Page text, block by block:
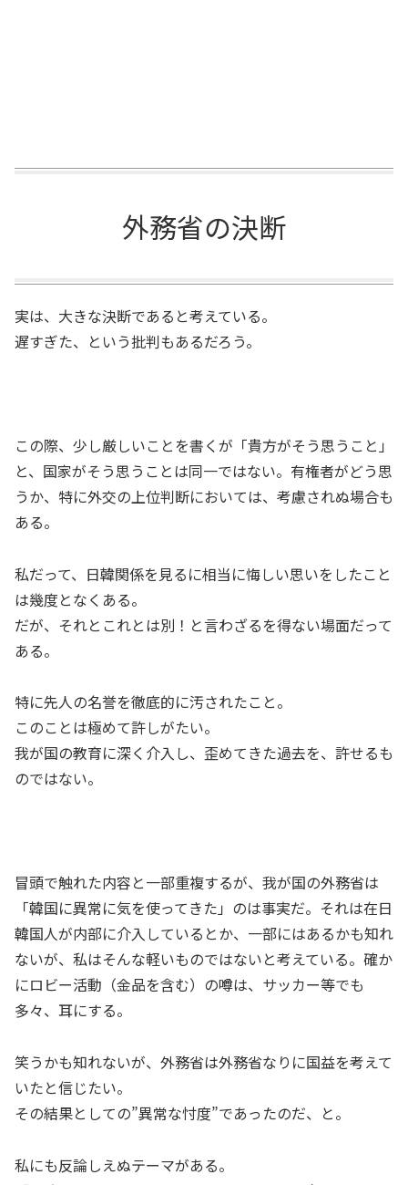
外務省の決断
実は、大きな決断であると考えている。
遅すぎた、という批判もあるだろう。
この際、少し厳しいことを書くが「貴方がそう思うこと」
と、国家がそう思うことは同一ではない。有権者がどう思
うか、特に外交の上位判断においては、考慮されぬ場合も
ある。
私だって、日韓関係を見るに相当に悔しい思いをしたこと
は幾度となくある。
だが、それとこれとは別！と言わざるを得ない場面だって
ある。
特に先人の名誉を徹底的に汚されたこと。
このことは極めて許しがたい。
我が国の教育に深く介入し、歪めてきた過去を、許せるも
のではない。
冒頭で触れた内容と一部重複するが、我が国の外務省は
「韓国に異常に気を使ってきた」のは事実だ。それは在日
韓国人が内部に介入しているとか、一部にはあるかも知れ
ないが、私はそんな軽いものではないと考えている。確か
にロビー活動（金品を含む）の噂は、サッカー等でも
多々、耳にする。
笑うかも知れないが、外務省は外務省なりに国益を考えて
いたと信じたい。
その結果としての”異常な忖度”であったのだ、と。
私にも反論しえぬテーマがある。